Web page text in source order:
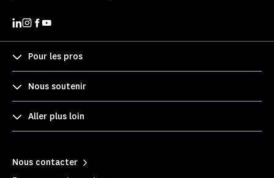
Pour les pros
Nous soutenir
Aller plus loin
Nous contacter